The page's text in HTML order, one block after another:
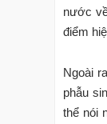
nước
điểm
Ngoài
phẫu
thể nói